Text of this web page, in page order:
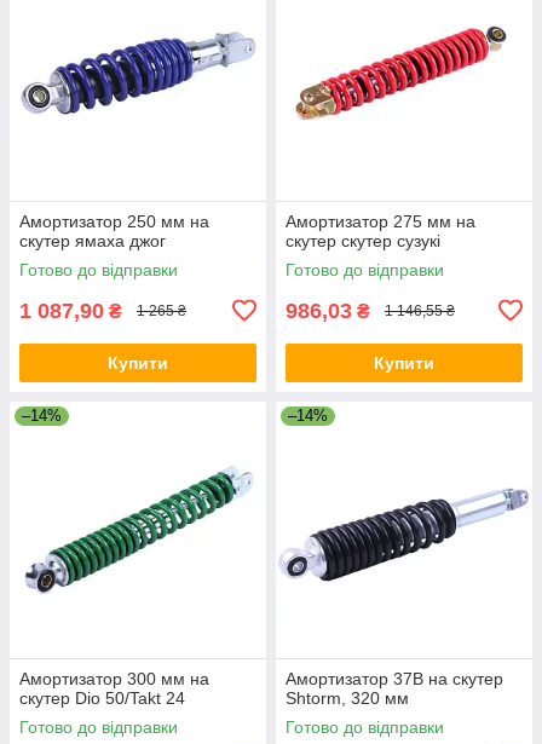
Амортизатор 250 мм на
скутер ямаха джог
Готово до відправки
1 087,90 ₴ 1 265 ₴
Купити
Амортизатор 275 мм на
скутер скутер сузукі
Готово до відправки
986,03 ₴ 1 146,55 ₴
Купити
–14%
Амортизатор 300 мм на
скутер Dio 50/Takt 24
Готово до відправки
–14%
Амортизатор 37B на скутер
Shtorm, 320 мм
Готово до відправки